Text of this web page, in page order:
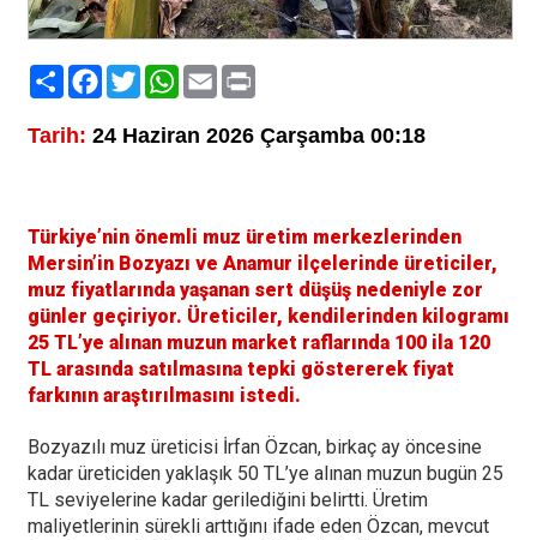
PaylaşFacebook
TwitterWhatsApp
EmailPrint
Tarih: 24 Haziran 2026 Çarşamba 00:18
Türkiye’nin önemli muz üretim merkezlerinden
Mersin’in Bozyazı ve Anamur ilçelerinde üreticiler,
muz fiyatlarında yaşanan sert düşüş nedeniyle zor
günler geçiriyor. Üreticiler, kendilerinden kilogramı
25 TL’ye alınan muzun market raflarında 100 ila 120
TL arasında satılmasına tepki göstererek fiyat
farkının araştırılmasını istedi.
Bozyazılı muz üreticisi İrfan Özcan, birkaç ay öncesine
kadar üreticiden yaklaşık 50 TL’ye alınan muzun bugün 25
TL seviyelerine kadar gerilediğini belirtti. Üretim
maliyetlerinin sürekli arttığını ifade eden Özcan, mevcut